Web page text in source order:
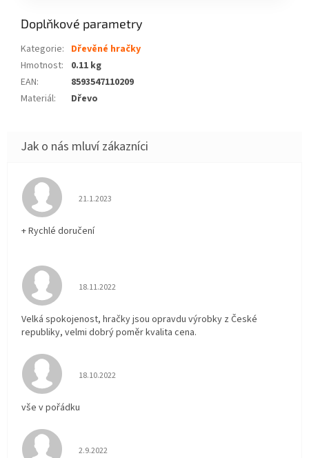
Doplňkové parametry
Kategorie: Dřevěné hračky
Hmotnost:
0.11 kg
EAN:
8593547110209
Materiál: Dřevo
Hodnocení obchodu je 5 z 5 hvězdiček.
21.1.2023
+ Rychlé doručení
Hodnocení obchodu je 5 z 5 hvězdiček.
18.11.2022
Velká spokojenost, hračky jsou opravdu výrobky z České
republiky, velmi dobrý poměr kvalita cena.
Hodnocení obchodu je 5 z 5 hvězdiček.
18.10.2022
vše v pořádku
Hodnocení obchodu je 5 z 5 hvězdiček.
2.9.2022